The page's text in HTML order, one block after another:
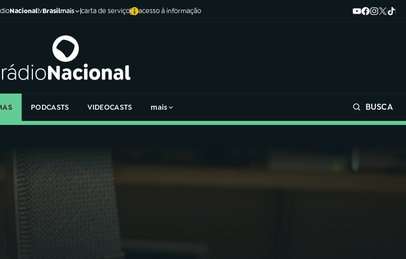
NacionaltvBrasilmais carta de serviço acesso à informação
PODCASTS VIDEOCASTS mais BUSCA